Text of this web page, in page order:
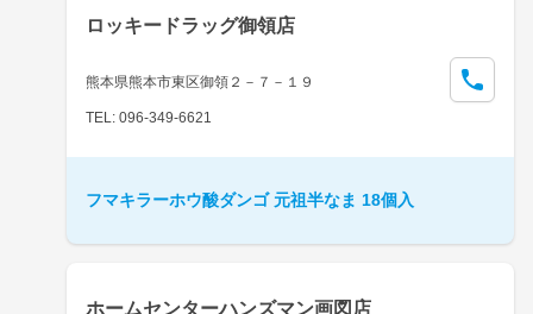
ロッキードラッグ御領店
熊本県熊本市東区御領２－７－１９
TEL: 096-349-6621
フマキラーホウ酸ダンゴ 元祖半なま 18個入
ホームセンターハンズマン画図店